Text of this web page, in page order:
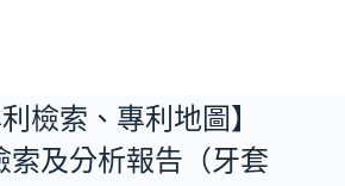
檢索、專利地圖】
索及分析報告（牙套